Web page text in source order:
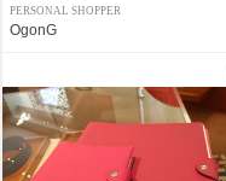
PERSONAL SHOPPER
OgonG